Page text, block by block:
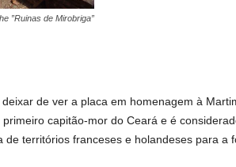
”Ruinas de Mirobriga”
de ver a placa em homenagem à
capitão-mor do Ceará e é
territórios franceses e holandeses para a